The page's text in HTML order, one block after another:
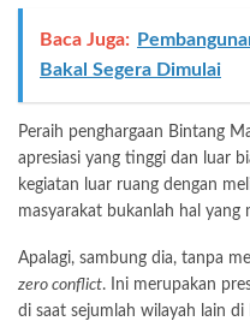
Baca Juga:
Bakal Segera Dimulai
Peraih penghargaan Bintang
apresiasi yang tinggi dan luar
kegiatan luar ruang dengan
masyarakat bukanlah hal yang
Apalagi, sambung dia, tanpa
zero conflict. Ini merupakan
di saat sejumlah wilayah lain di